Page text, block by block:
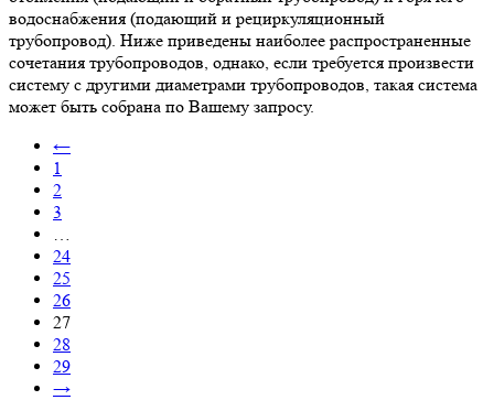
водоснабжения (подающий и рециркуляционный
трубопровод). Ниже приведены наиболее распространенные
сочетания трубопроводов, однако, если требуется произвести
систему с другими диаметрами трубопроводов, такая система
может быть собрана по Вашему запросу.
←
1
2
3
…
24
25
26
27
28
29
→